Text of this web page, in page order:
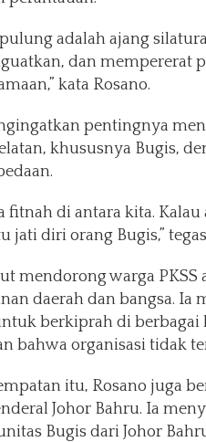
adalah ajang
dan mempererat
kata Rosano.
pentingnya
khususnya Bugis,
fitnah di antara kita.
jati diri orang Bugis,”
mendorong warga
daerah dan bangsa. Ia
berkiprah di
bahwa organisasi tidak
itu, Rosano juga
Johor Bahru. Ia
Bugis dari Johor